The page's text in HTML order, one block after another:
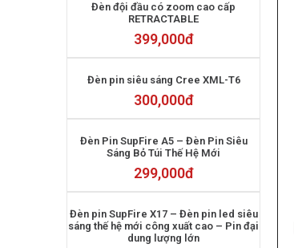
Đèn đội đầu có zoom cao cấp
RETRACTABLE
399,000đ
Đèn pin siêu sáng Cree XML-T6
300,000đ
Đèn Pin SupFire A5 – Đèn Pin Siêu
Sáng Bỏ Túi Thế Hệ Mới
299,000đ
Đèn pin SupFire X17 – Đèn pin led siêu
sáng thế hệ mới công xuất cao – Pin đại
dung lượng lớn